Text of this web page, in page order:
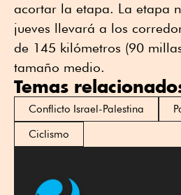
acortar la etapa. La etapa
jueves llevará a los
de 145 kilómetros (90
tamaño medio.
Temas
Conflicto Israel-Palestina
Ciclismo